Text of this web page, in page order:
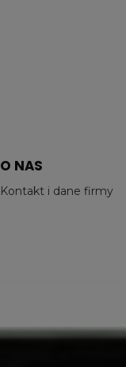
O NAS
Kontakt i dane firmy